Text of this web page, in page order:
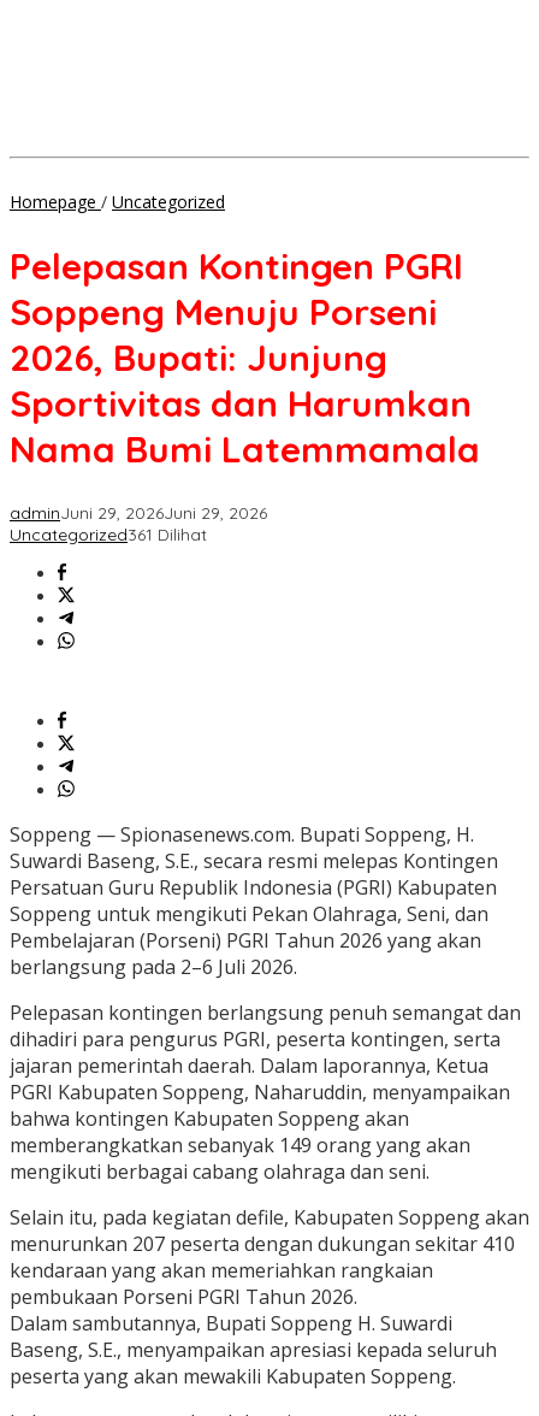
Homepage / Uncategorized
Soppeng
Porseni
Bupati:
Sportivitas
Harumkan
Latemmamala
Pelepasan Kontingen PGRI
Soppeng Menuju Porseni
2026, Bupati: Junjung
Sportivitas dan Harumkan
Nama Bumi Latemmamala
adminJuni 29, 2026Juni 29, 2026
Uncategorized361 Dilihat
Soppeng — Spionasenews.com. Bupati Soppeng, H.
Suwardi Baseng, S.E., secara resmi melepas Kontingen
Persatuan Guru Republik Indonesia (PGRI) Kabupaten
Soppeng untuk mengikuti Pekan Olahraga, Seni, dan
Pembelajaran (Porseni) PGRI Tahun 2026 yang akan
berlangsung pada 2–6 Juli 2026.
Pelepasan kontingen berlangsung penuh semangat dan
dihadiri para pengurus PGRI, peserta kontingen, serta
jajaran pemerintah daerah. Dalam laporannya, Ketua
PGRI Kabupaten Soppeng, Naharuddin, menyampaikan
bahwa kontingen Kabupaten Soppeng akan
memberangkatkan sebanyak 149 orang yang akan
mengikuti berbagai cabang olahraga dan seni.
Selain itu, pada kegiatan defile, Kabupaten Soppeng akan
menurunkan 207 peserta dengan dukungan sekitar 410
kendaraan yang akan memeriahkan rangkaian
pembukaan Porseni PGRI Tahun 2026.
Dalam sambutannya, Bupati Soppeng H. Suwardi
Baseng, S.E., menyampaikan apresiasi kepada seluruh
peserta yang akan mewakili Kabupaten Soppeng.